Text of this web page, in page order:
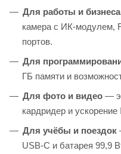
Для работы и бизнеса
камера с ИК-модулем,
портов.
Для
ГБ памяти и
Для фото и видео —
кардридер и ускорение
Для учёбы и поездок
USB-C и батарея 99,9